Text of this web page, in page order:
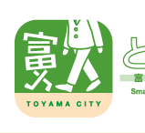
content